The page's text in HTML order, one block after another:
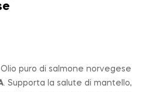
Olio puro di salmone norvegese
. Supporta la salute di mantello,